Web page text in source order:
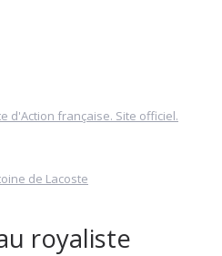
d'Action française. Site officiel.
de Lacoste
royaliste